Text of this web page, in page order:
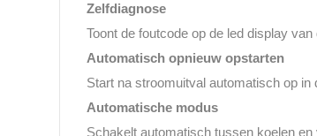
Zelfdiagnose
Toont de foutcode op de led display van
Automatisch opnieuw opstarten
Start na stroomuitval automatisch op in
Automatische modus
Schakelt automatisch tussen koelen en